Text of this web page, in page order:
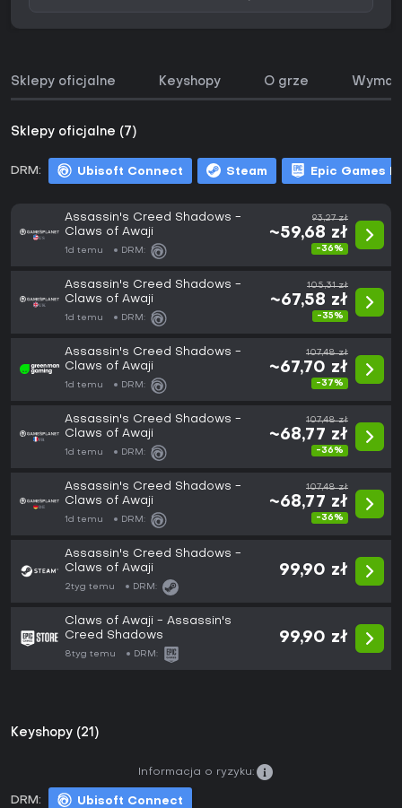
Sklepy oficjalne Keyshopy O grze
Sklepy oficjalne (7)
DRM: Ubisoft Connect Steam Epic Games
Assassin's Creed Shadows -
Claws of Awaji
1d temu DRM:
93,27 zł
~59,68 zł
-36%
Assassin's Creed Shadows -
Claws of Awaji
1d temu DRM:
105,31 zł
~67,58 zł
-35%
Assassin's Creed Shadows -
Claws of Awaji
1d temu DRM:
107,48 zł
~67,70 zł
-37%
Assassin's Creed Shadows -
Claws of Awaji
1d temu DRM:
107,48 zł
~68,77 zł
-36%
Assassin's Creed Shadows -
Claws of Awaji
1d temu DRM:
107,48 zł
~68,77 zł
-36%
Assassin's Creed Shadows -
Claws of Awaji
2tyg temu DRM:
99,90 zł
Claws of Awaji - Assassin's
Creed Shadows
8tyg temu DRM:
99,90 zł
Keyshopy (21)
DRM: Ubisoft Connect
Informacja o ryzyku: